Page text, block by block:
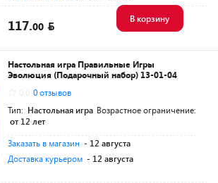
117.00
В корзину
Настольная игра Правильные Игры
Эволюция (Подарочный набор) 13-01-04
0 отзывов
Тип: Настольная игра Возрастное ограничение:
от 12 лет
Заказать в магазин - 12 августа
Доставка курьером - 12 августа